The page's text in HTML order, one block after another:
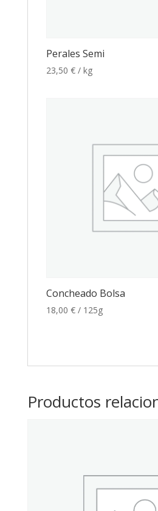
Perales Semi
23,50 € / kg
Concheado Bolsa
18,00 € / 125g
Productos